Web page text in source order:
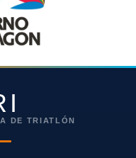
DE TRIATLÓN